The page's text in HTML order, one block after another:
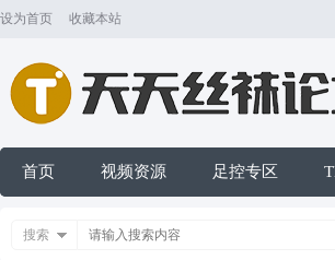
设为首页 收藏本站
首页 视频资源 足控专区
搜索